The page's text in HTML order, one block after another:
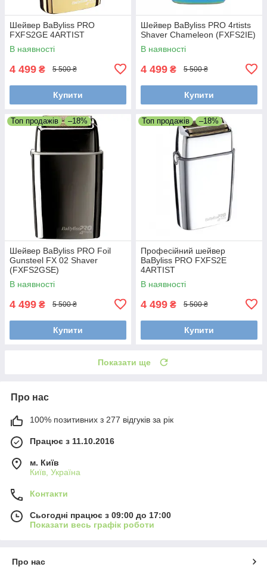
Шейвер BaByliss PRO
FXFS2GE 4ARTIST
В наявності
4 499 ₴ 5 500 ₴
Купити
Шейвер BaByliss PRO 4rtists
Shaver Chameleon (FXFS2IE)
В наявності
4 499 ₴ 5 500 ₴
Купити
Топ продажів –18%
Шейвер BaByliss PRO Foil
Gunsteel FX 02 Shaver
(FXFS2GSE)
В наявності
4 499 ₴ 5 500 ₴
Купити
Топ продажів –18%
Професійний шейвер
BaByliss PRO FXFS2E
4ARTIST
В наявності
4 499 ₴ 5 500 ₴
Купити
Показати ще
Про нас
100% позитивних з 277 відгуків за рік
Працює з 11.10.2016
м. Київ
Київ, Україна
Контакти
Сьогодні працює з 09:00 до 17:00
Показати весь графік роботи
Про нас